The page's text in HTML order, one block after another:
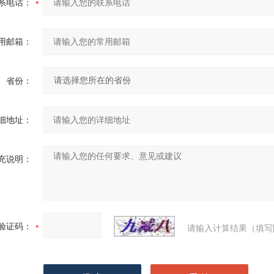
电话：
邮箱：
省份：
地址：
说明：
证码： 请输入计算结果（填